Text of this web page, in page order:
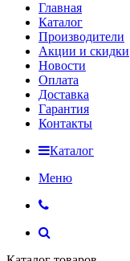
Главная
Каталог
Производители
Акции и скидки
Новости
Оплата
Доставка
Гарантия
Контакты
Каталог
Меню